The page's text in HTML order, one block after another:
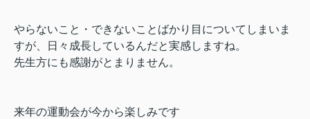
やらないこと・できないことばかり目についてしまいま
すが、日々成長しているんだと実感しますね。
先生方にも感謝がとまりません。
来年の運動会が今から楽しみです